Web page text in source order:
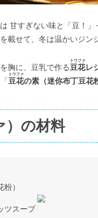
甘すぎない味と「豆！」
載せて、冬は温かいジ
胸に、豆乳で作る豆花
トウファ
レ
豆花
トウファ
の素（迷你布丁豆花
）の材料
）
ツスープ